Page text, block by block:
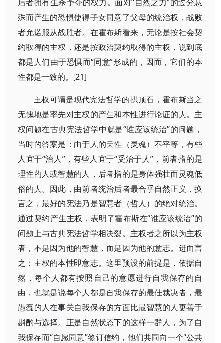
后者拥有生杀予夺的权力。面对“自然之力”的过分悬
殊而产生的恐惧使得子女同意了父母的统治权，战败
者允诺服从战胜者。在霍布斯看来，无论是按社会契
约取得的主权，还是按政治契约取得的主权，说到底
都是人们由于恐惧而“同意”形成的，因而，它们的本
性都是一致的。[21]
主权可谓是现代宪法哲学的拱顶石，霍布斯当之
无愧地是率先对主权的产生和本性进行论证的人。主
权问题在古典宪法哲学中就是“谁应该统治”的问题，
当时的答案是：由于人的天性（灵魂）不平等，有些
人宜于“治人”，有些人宜于“受治于人”，前者指的是
理性的人或智慧的人，后者指的是身体强壮而灵魂低
俗的人。因此，由前者统治后者最合乎自然正义，换
言之，最好的宪法乃是智慧者（哲人）的绝对统治。
通过契约产生主权，表明了霍布斯在“谁应该统治”的
问题上与古典宪法哲学相决裂。主权者之所以为主权
者，不是因为他的智慧，而是因为他的意志。进而言
之：主权的本性即意志。这里预设的前提是，依据自
然，每个人都有按照自己的意愿进行自我保存的自
由，也就是说每个人都是自我保存的最佳裁决者，最
愚蠢的人在事关自我保存的方面比最智慧的人更善于
斟酌与选择。正是自然状态下的这样一群人，为了自
我保存而“自愿同意”签订信约，他们共同向一个“公共